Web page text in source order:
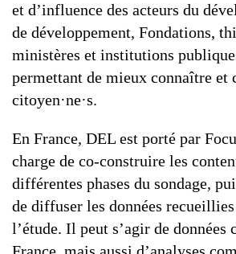
et d’influence des acteurs du
de développement, Fondations,
ministères et institutions
permettant de mieux connaître et
citoyen·ne·s.
En France, DEL est porté par
charge de co-construire les
différentes phases du sondage,
de diffuser les données
l’étude. Il peut s’agir de données